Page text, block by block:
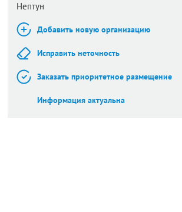
Нептун
Добавить новую организацию
Исправить неточность
Заказать приоритетное размещение
Информация актуальна